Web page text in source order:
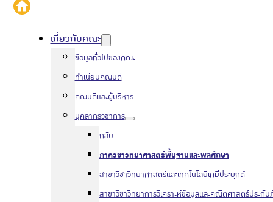
เกี่ยวกับคณะ
ข้อมูลทั่วไปของคณะ
ทำเนียบคณบดี
คณบดีและผู้บริหาร
บุคลากรวิชาการ
กลับ
ภาควิชาวิทยาศาสตร์พื้นฐานและพลศึกษา
สาขาวิชาวิทยาศาสตร์และเทคโนโลยีเคมีประยุกต์
สาขาวิชาวิทยาการวิเคราะห์ข้อมูลและคณิตศาสตร์ประกั